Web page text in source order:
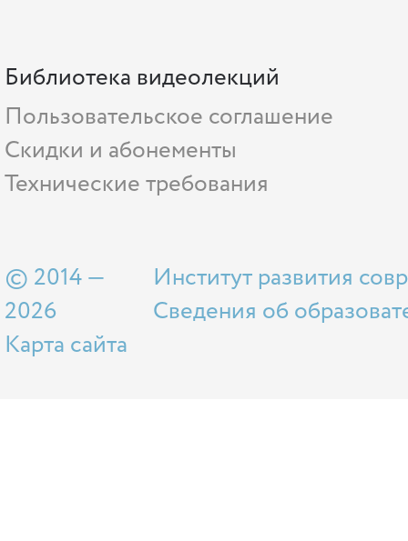
Библиотека видеолекций
Пользовательское соглашение
Скидки и абонементы
Технические требования
© 2014 —
2026
Карта сайта
Институт развития
Сведения об